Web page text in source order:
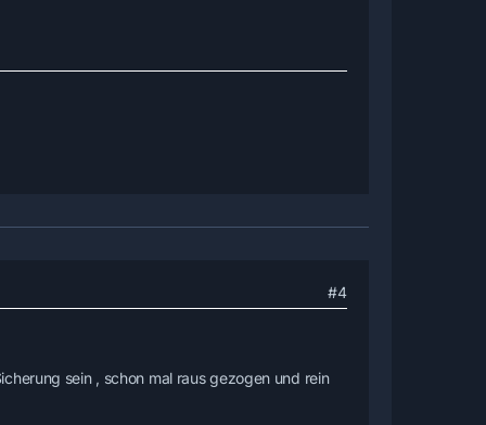
#4
sein , schon mal raus gezogen und rein